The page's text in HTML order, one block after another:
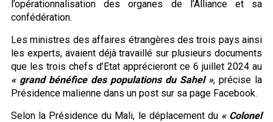
l’opérationnalisation des organes de l’Alliance et sa
confédération.
Les ministres des affaires étrangères des trois pays ainsi
les experts, avaient déjà travaillé sur plusieurs documents
que les trois chefs d’Etat apprécieront ce 6 juillet 2024 au
« grand bénéfice des populations du Sahel », précise la
Présidence malienne dans un post sur sa page Facebook.
Selon la Présidence du Mali, le déplacement du « Colonel